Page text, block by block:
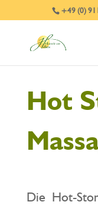
+49 (0)
Hot
Die Hot-